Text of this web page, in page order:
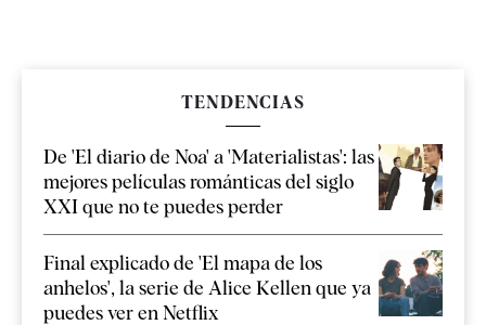
TENDENCIAS
De 'El diario de Noa' a 'Materialistas': las
mejores películas románticas del siglo
XXI que no te puedes perder
Final explicado de 'El mapa de los
anhelos', la serie de Alice Kellen que ya
puedes ver en Netflix